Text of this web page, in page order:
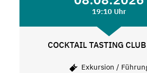
19:10 Uhr
COCKTAIL TASTING
Exkursion /